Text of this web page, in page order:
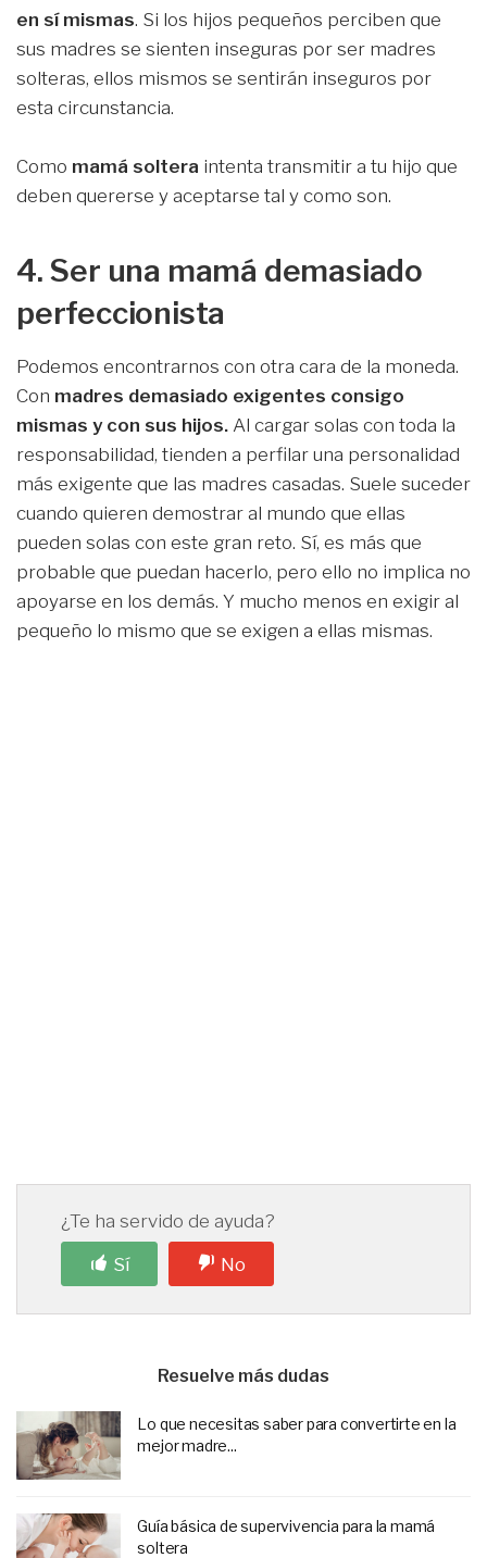
en sí mismas. Si los hijos pequeños perciben que
sus madres se sienten inseguras por ser madres
solteras, ellos mismos se sentirán inseguros por
esta circunstancia.
Como mamá soltera intenta transmitir a tu hijo que
deben quererse y aceptarse tal y como son.
4. Ser una mamá demasiado
perfeccionista
Podemos encontrarnos con otra cara de la moneda.
Con madres demasiado exigentes consigo
mismas y con sus hijos. Al cargar solas con toda la
responsabilidad, tienden a perfilar una personalidad
más exigente que las madres casadas. Suele suceder
cuando quieren demostrar al mundo que ellas
pueden solas con este gran reto. Sí, es más que
probable que puedan hacerlo, pero ello no implica no
apoyarse en los demás. Y mucho menos en exigir al
pequeño lo mismo que se exigen a ellas mismas.
¿Te ha servido de ayuda?
Sí
No
Resuelve más dudas
Lo que necesitas saber para convertirte en la
mejor madre...
Guía básica de supervivencia para la mamá
soltera